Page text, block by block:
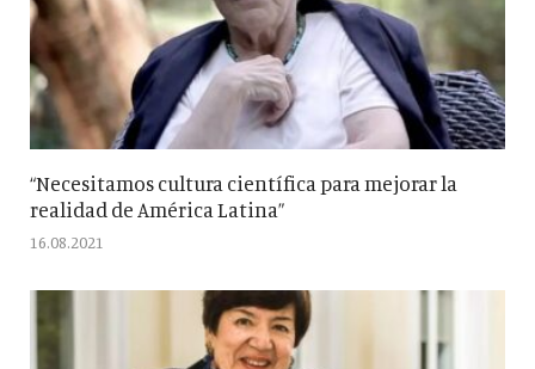
“Necesitamos cultura científica para mejorar la
realidad de América Latina”
16.08.2021